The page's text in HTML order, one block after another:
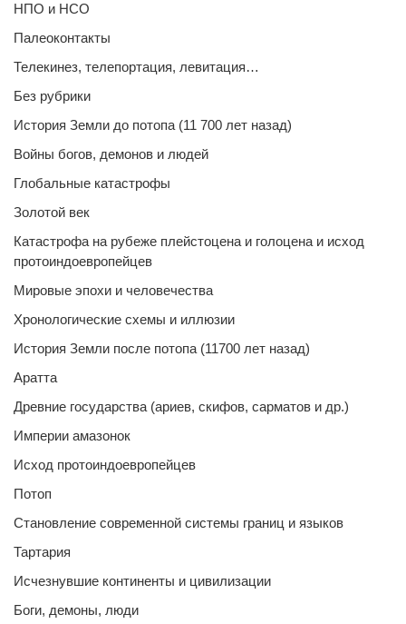
НПО и НСО
Палеоконтакты
Телекинез, телепортация, левитация…
Без рубрики
История Земли до потопа (11 700 лет назад)
Войны богов, демонов и людей
Глобальные катастрофы
Золотой век
Катастрофа на рубеже плейстоцена и голоцена и исход
протоиндоевропейцев
Мировые эпохи и человечества
Хронологические схемы и иллюзии
История Земли после потопа (11700 лет назад)
Аратта
Древние государства (ариев, скифов, сарматов и др.)
Империи амазонок
Исход протоиндоевропейцев
Потоп
Становление современной системы границ и языков
Тартария
Исчезнувшие континенты и цивилизации
Боги, демоны, люди